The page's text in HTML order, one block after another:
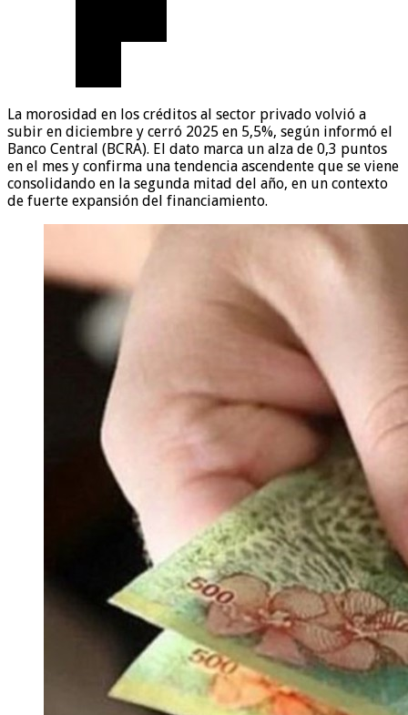
La morosidad en los créditos al sector privado volvió a
subir en diciembre y cerró 2025 en 5,5%, según informó el
Banco Central (BCRA). El dato marca un alza de 0,3 puntos
en el mes y confirma una tendencia ascendente que se viene
consolidando en la segunda mitad del año, en un contexto
de fuerte expansión del financiamiento.